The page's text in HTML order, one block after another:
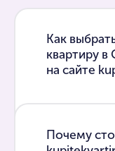
Как
квартиру в
на сайте
Почему